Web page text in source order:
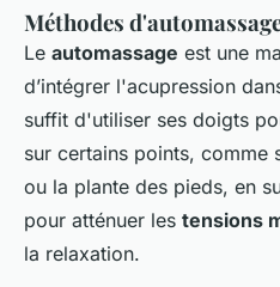
Méthodes
Le automassage est une
d’intégrer l'acupression
suffit d'utiliser ses doigts
sur certains points, comme
ou la plante des pieds, en
pour atténuer les tensions
la relaxation.